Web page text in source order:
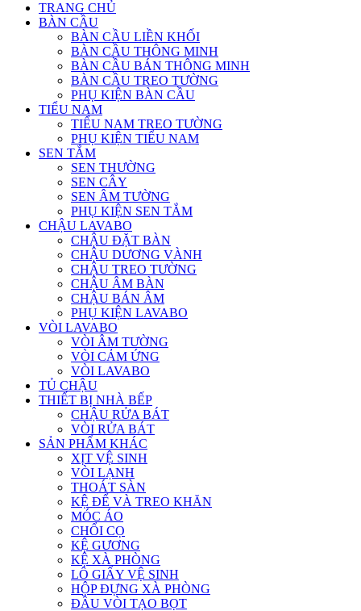
TRANG CHỦ
BÀN CẦU
BÀN CẦU LIỀN KHỐI
BÀN CẦU THÔNG MINH
BÀN CẦU BÁN THÔNG MINH
BÀN CẦU TREO TƯỜNG
PHỤ KIỆN BÀN CẦU
TIỂU NAM
TIỂU NAM TREO TƯỜNG
PHỤ KIỆN TIỂU NAM
SEN TẮM
SEN THƯỜNG
SEN CÂY
SEN ÂM TƯỜNG
PHỤ KIỆN SEN TẮM
CHẬU LAVABO
CHẬU ĐẶT BÀN
CHẬU DƯƠNG VÀNH
CHẬU TREO TƯỜNG
CHẬU ÂM BÀN
CHẬU BÁN ÂM
PHỤ KIỆN LAVABO
VÒI LAVABO
VÒI ÂM TƯỜNG
VÒI CẢM ỨNG
VÒI LAVABO
TỦ CHẬU
THIẾT BỊ NHÀ BẾP
CHẬU RỬA BÁT
VÒI RỬA BÁT
SẢN PHẨM KHÁC
XỊT VỆ SINH
VÒI LẠNH
THOÁT SÀN
KỆ ĐỂ VÀ TREO KHĂN
MÓC ÁO
CHỔI CỌ
KỆ GƯƠNG
KỆ XÀ PHÒNG
LÔ GIẤY VỆ SINH
HỘP ĐỰNG XÀ PHÒNG
ĐẦU VÒI TẠO BỌT